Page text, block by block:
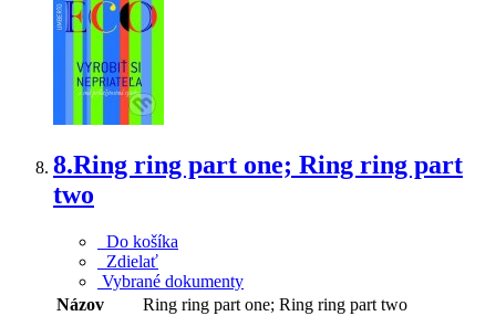
8.Ring ring part one; Ring ring part
two
Do košíka
Zdielať
Vybrané dokumenty
Názov
Ring ring part one; Ring ring part two